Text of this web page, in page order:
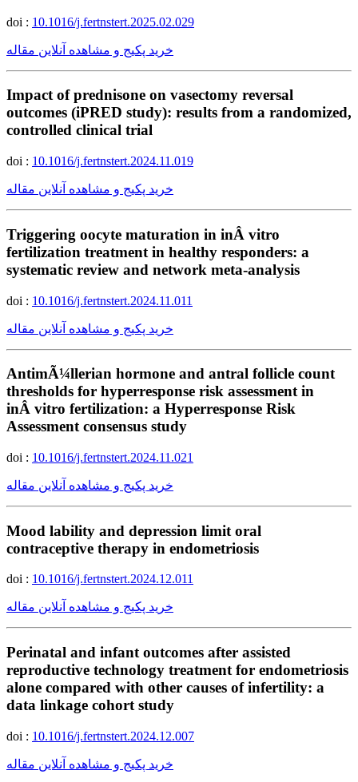
doi : 10.1016/j.fertnstert.2025.02.029
خرید پکیج و مشاهده آنلاین مقاله
Impact of prednisone on vasectomy reversal
outcomes (iPRED study): results from a randomized,
controlled clinical trial
doi : 10.1016/j.fertnstert.2024.11.019
خرید پکیج و مشاهده آنلاین مقاله
Triggering oocyte maturation in inÂ vitro
fertilization treatment in healthy responders: a
systematic review and network meta-analysis
doi : 10.1016/j.fertnstert.2024.11.011
خرید پکیج و مشاهده آنلاین مقاله
AntimÃ¼llerian hormone and antral follicle count
thresholds for hyperresponse risk assessment in
inÂ vitro fertilization: a Hyperresponse Risk
Assessment consensus study
doi : 10.1016/j.fertnstert.2024.11.021
خرید پکیج و مشاهده آنلاین مقاله
Mood lability and depression limit oral
contraceptive therapy in endometriosis
doi : 10.1016/j.fertnstert.2024.12.011
خرید پکیج و مشاهده آنلاین مقاله
Perinatal and infant outcomes after assisted
reproductive technology treatment for endometriosis
alone compared with other causes of infertility: a
data linkage cohort study
doi : 10.1016/j.fertnstert.2024.12.007
خرید پکیج و مشاهده آنلاین مقاله